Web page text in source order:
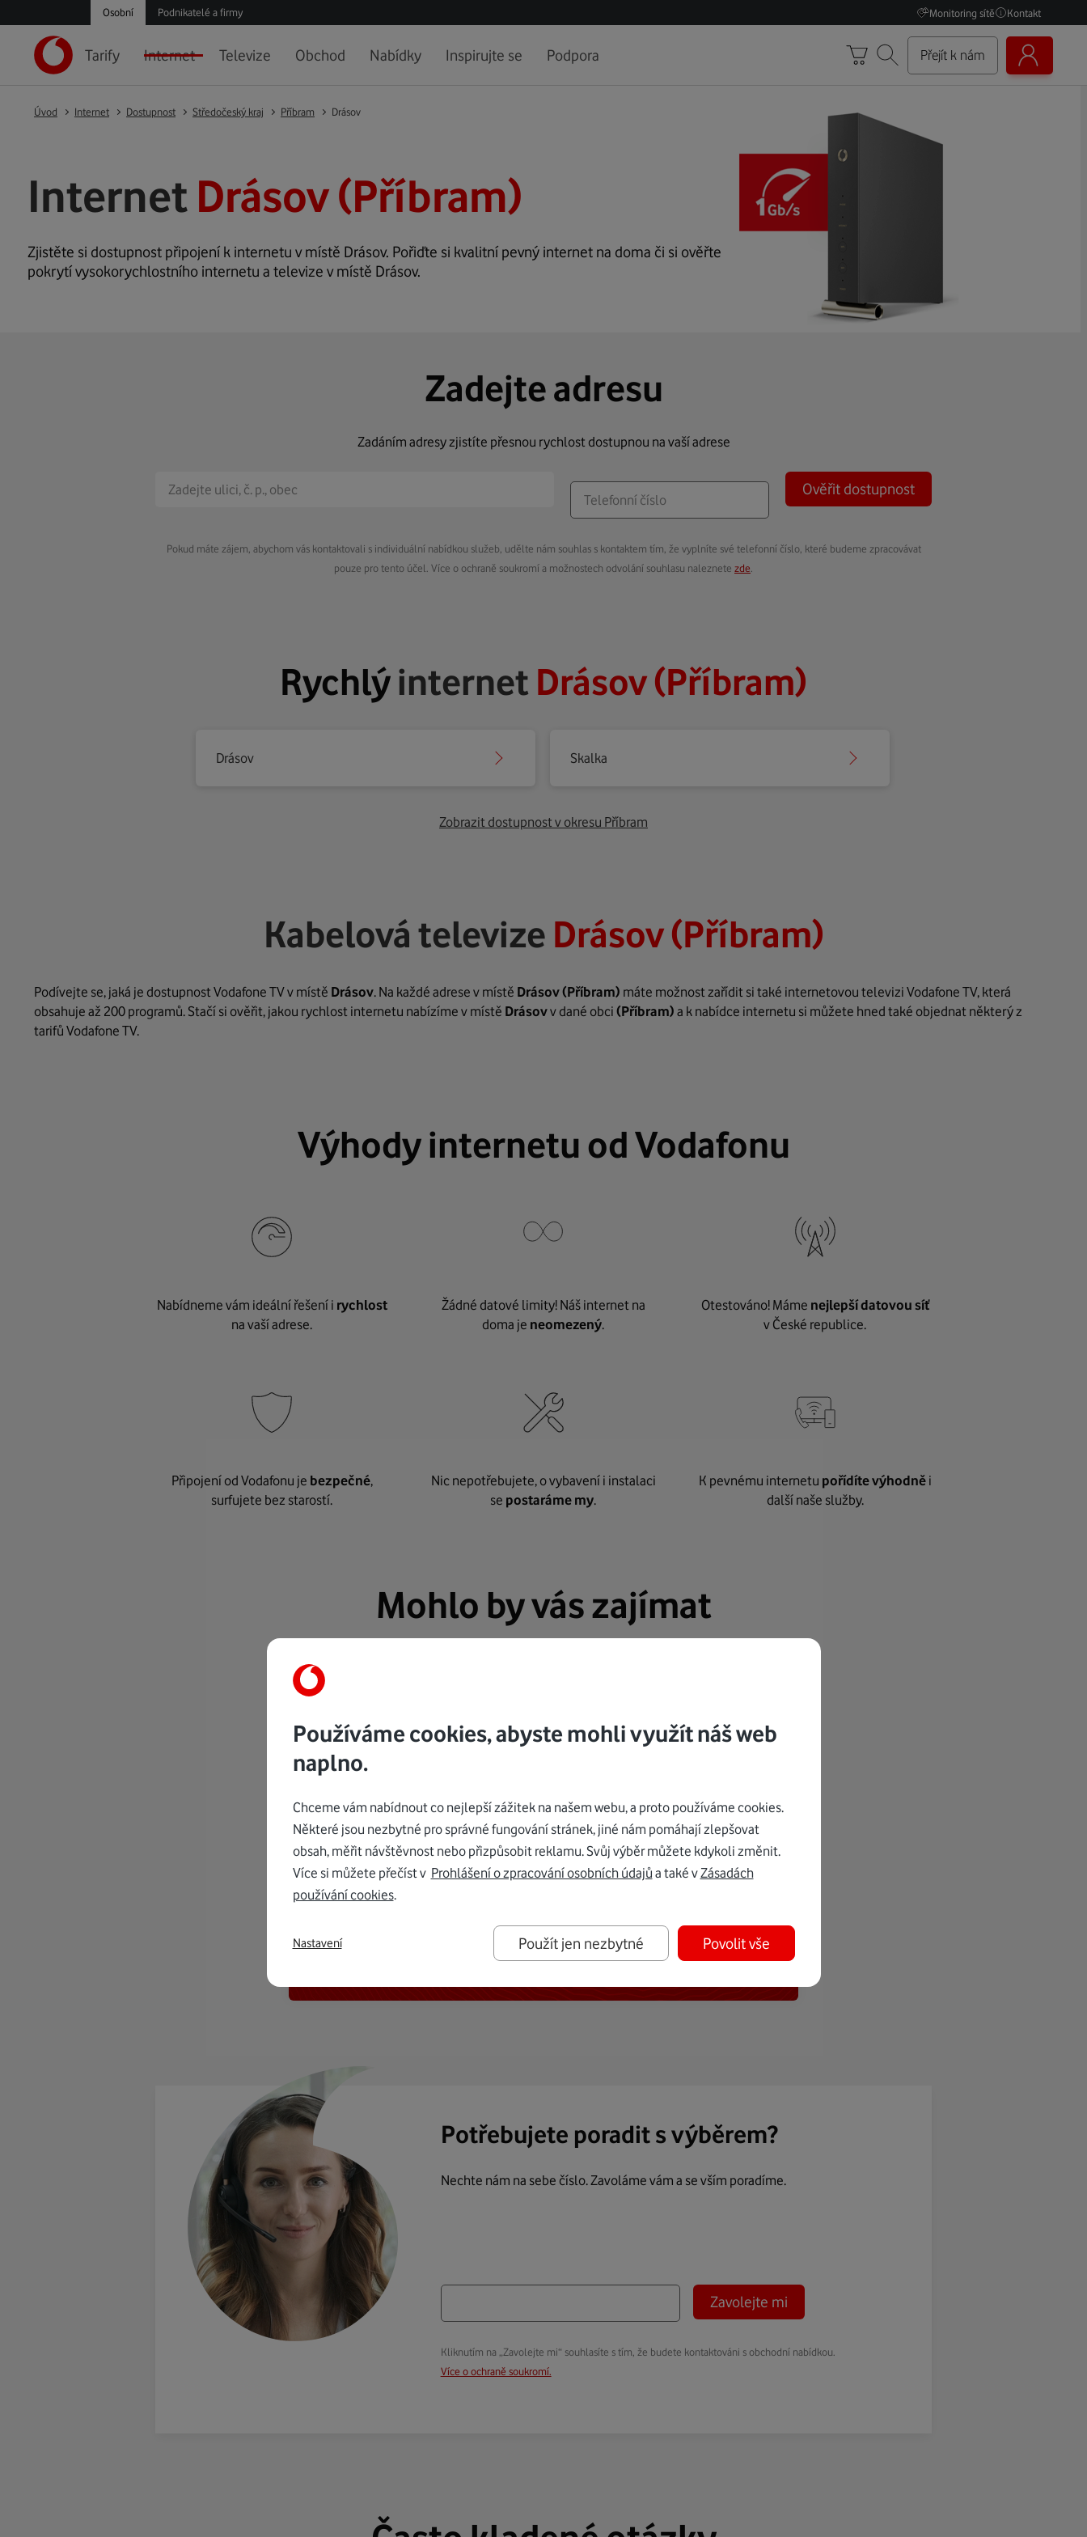
Osobní Podnikatelé a firmy Monitoring sítě Kontakt
Tarify Internet Televize Obchod Nabídky Inspirujte se Podpora Přejít k nám
Úvod Internet Dostupnost Středočeský kraj Příbram Drásov
Internet Drásov (Příbram)
Zjistěte si dostupnost připojení k internetu v místě Drásov. Pořiďte si kvalitní pevný internet na doma či si ověřte
pokrytí vysokorychlostního internetu a televize v místě Drásov.
Zadejte adresu
Zadáním adresy zjistíte přesnou rychlost dostupnou na vaší adrese
Ověřit dostupnost
Pokud máte zájem, abychom vás kontaktovali s individuální nabídkou služeb, udělte nám souhlas s kontaktem tím, že vyplníte své telefonní číslo, které budeme zpracovávat
pouze pro tento účel. Více o ochraně soukromí a možnostech odvolání souhlasu naleznete zde
Rychlýinternet Drásov (Příbram)
Drásov Skalka
Zobrazit dostupnost v okresu Příbram
Kabelová televize Drásov (Příbram)
Podívejte se, jaká je dostupnost Vodafone TV v místě Drásov. Na každé adrese v místě Drásov(Příbram) máte možnost zařídit si také internetovou televizi Vodafone TV, která
obsahuje až 200 programů. Stačí si ověřit, jakou rychlost internetu nabízíme v místě Drásovv dané obci (Příbram) a k nabídce internetu si můžete hned také objednat některý z
tarifů Vodafone TV.
Výhody internetu od Vodafonu
Nabídneme vám ideální řešení i rychlost
na vaší adrese.
Žádné datové limity! Náš internet na
doma je neomezený.
Otestováno! Máme nejlepší datovou síť
v České republice.
Připojení od Vodafonu je bezpečné,
surfujete bez starostí.
Nic nepotřebujete, o vybavení i instalaci
se postaráme my.
K pevnému internetu pořídíte výhodněi
další naše služby.
Mohlo by vás zajímat
K internetu vám dáme Vodafone TV již
od 150 Kč měsíčně
Potřebujete poradit s výběrem?
Nechte nám na sebe číslo. Zavoláme vám a se vším poradíme.
Zavolejte mi
Kliknutím na „Zavolejte mi“ souhlasíte s tím, že budete kontaktováni s obchodní nabídkou.
Více o ochraně soukromí.
Používáme cookies, abyste mohli využít náš web
naplno.
Chceme vám nabídnout co nejlepší zážitek na našem webu, a proto používáme cookies.
Některé jsou nezbytné pro správné fungování stránek, jiné nám pomáhají zlepšovat
obsah, měřit návštěvnost nebo přizpůsobit reklamu. Svůj výběr můžete kdykoli změnit.
Více si můžete přečíst v Prohlášení o zpracování osobních údajů a také vZásadách
používání cookies.
Použít jen nezbytné Povolit vše
Nastavení